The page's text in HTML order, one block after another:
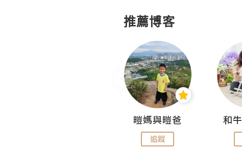
推薦博客
暟媽與暟爸
追蹤